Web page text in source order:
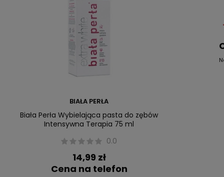
BIAŁA PERŁA
Biała Perła Wybielająca pasta do zębów
Intensywna Terapia 75 ml
0.0
14,99 zł
Cena na telefon